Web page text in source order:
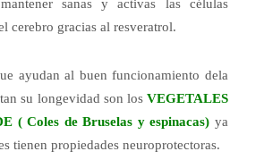
sanas y activas las células
cerebro gracias al resveratrol.
ayudan al buen funcionamiento dela
su longevidad son los VEGETALES
( Coles de Bruselas y espinacas) ya
tienen propiedades neuroprotectoras.